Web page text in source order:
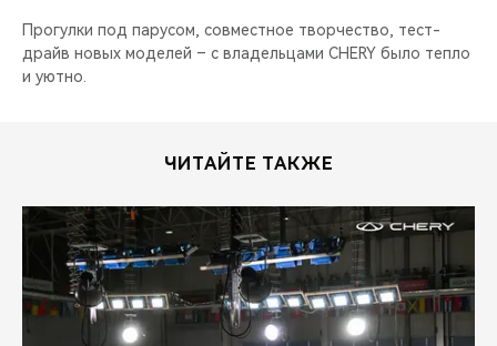
Прогулки под парусом, совместное творчество, тест-
драйв новых моделей – с владельцами CHERY было тепло
и уютно.
ЧИТАЙТЕ ТАКЖЕ